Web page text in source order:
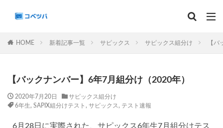
HOME 新着記事一覧 サピックス サピックス組分け 【
【バックナンバー】6年7月組分け（2020年）
2020年7月20日
サピックス組分け
6年生, SAPIX組分けテスト , サピックス , テスト速報
6月28日に実際された、サピックス6年生7月組分けテス
カテゴリー
タグ